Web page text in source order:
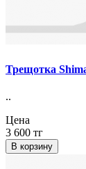
Трещотка
..
Цена
3 600 тг
В корзину